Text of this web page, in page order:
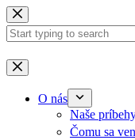
Skip to content
No results
O nás
Naše
Čomu sa